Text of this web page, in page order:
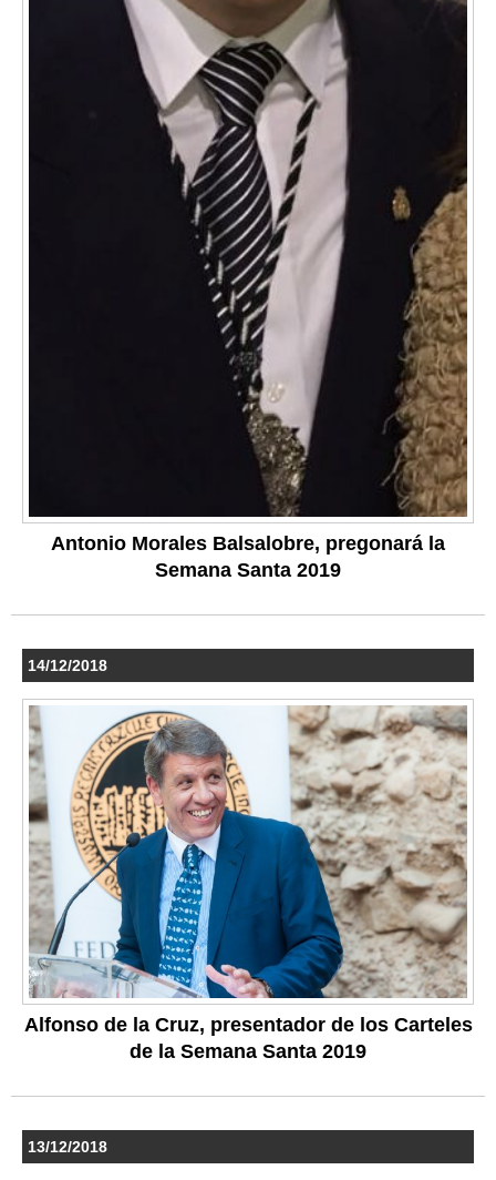
Antonio Morales Balsalobre, pregonará la
Semana Santa 2019
14/12/2018
Alfonso de la Cruz, presentador de los Carteles
de la Semana Santa 2019
13/12/2018